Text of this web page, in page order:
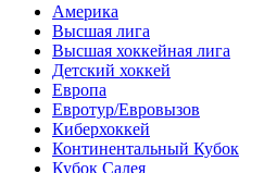
Америка
Высшая лига
Высшая хоккейная лига
Детский хоккей
Европа
Евротур/Евровызов
Киберхоккей
Континентальный Кубок
Кубок Салея